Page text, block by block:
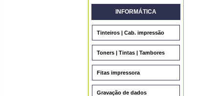
INFORMÁTICA
Tinteiros | Cab. impressão
Toners | Tintas | Tambores
Fitas impressora
Gravação de dados